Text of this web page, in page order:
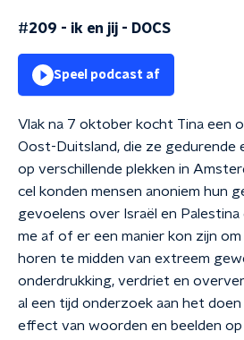
#209 - ik en jij - DOCS
Speel podcast af
Vlak na 7 oktober kocht Tina een
Oost-Duitsland, die ze gedurende
op verschillende plekken in
cel konden mensen anoniem hun
gevoelens over Israël en Palestina
me af of er een manier kon zijn om
horen te midden van extreem
onderdrukking, verdriet en
al een tijd onderzoek aan het
effect van woorden en beelden op